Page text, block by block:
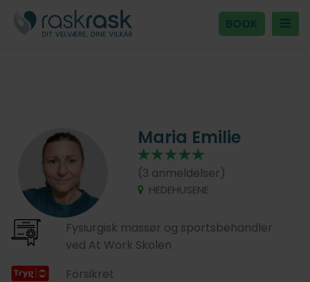
BOOK
Maria Emilie
(3 anmeldelser)
HEDEHUSENE
Fysiurgisk massør og sportsbehandler
ved At Work Skolen
Forsikret